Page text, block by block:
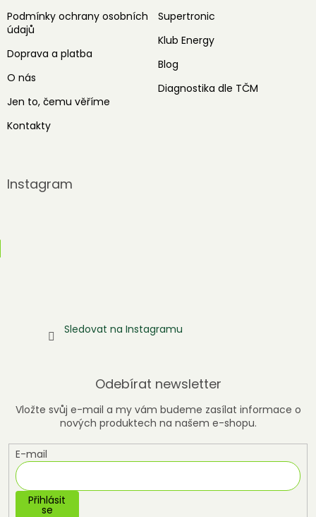
Podmínky ochrany osobních
údajů
Doprava a platba
O nás
Jen to, čemu věříme
Kontakty
Supertronic
Klub Energy
Blog
Diagnostika dle TČM
Instagram
Sledovat na Instagramu
Odebírat newsletter
Vložte svůj e-mail a my vám budeme zasílat informace o
nových produktech na našem e-shopu.
E-mail
Přihlásit
se